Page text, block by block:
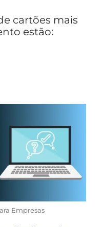
cartões mais
estão:
Empresas